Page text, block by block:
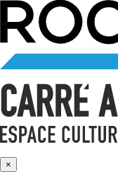
×